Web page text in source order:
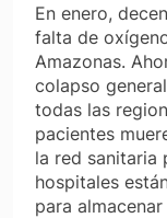
En enero,
falta de
Amazonas.
colapso
todas las
pacientes
la red sanitaria
hospitales
para